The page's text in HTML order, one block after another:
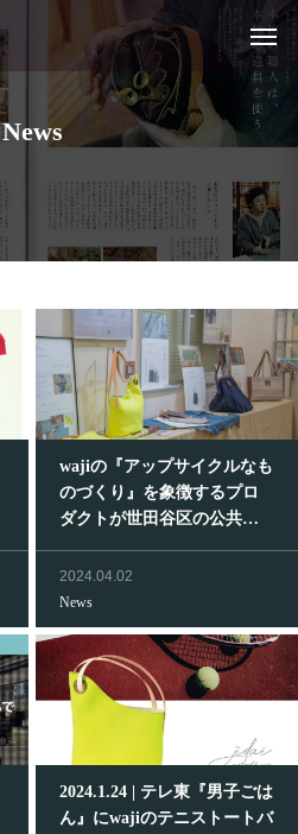
News
wajiの『アップサイクルなも
のづくり』を象徴するプロ
ダクトが世田谷区の公共施
2024.04.02
News
2024.1.24 | テレ東『男子ごは
ん』にwajiのテニストートバ